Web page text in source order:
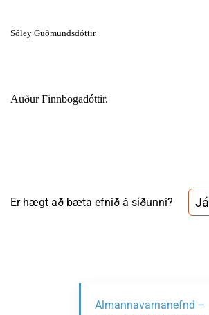
Sóley Guðmundsdóttir
Auður Finnbogadóttir.
Er hægt að bæta efnið á síðunni? Já
Almannavarnanefnd –